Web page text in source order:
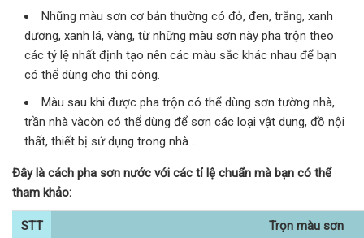
Những màu sơn cơ bản thường có đỏ, đen, trắng, xanh
dương, xanh lá, vàng, từ những màu sơn này pha trộn theo
các tỷ lệ nhất định tạo nên các màu sắc khác nhau để bạn
có thể dùng cho thi công.
Màu sau khi được pha trộn có thể dùng sơn tường nhà,
trần nhà vàcòn có thể dùng để sơn các loại vật dụng, đồ nội
thất, thiết bị sử dụng trong nhà…
Đây là cách pha sơn nước với các tỉ lệ chuẩn mà bạn có thể
tham khảo:
STT Trọn màu sơn